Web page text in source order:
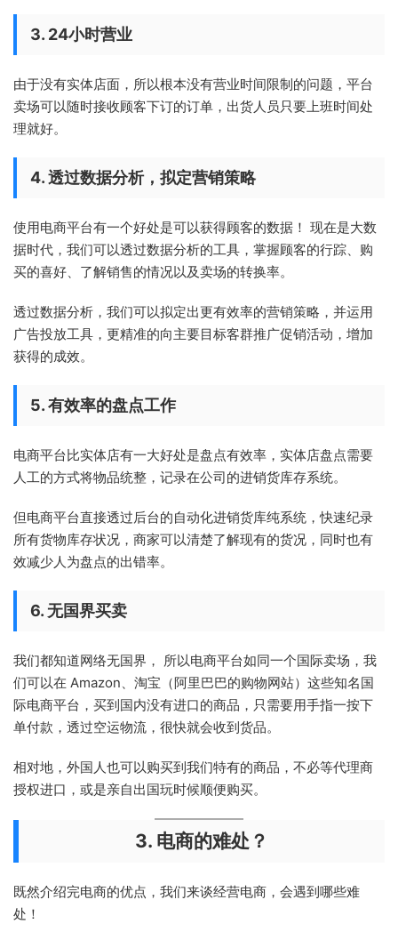
3. 24小时营业
由于没有实体店面，所以根本没有营业时间限制的问题，平台
卖场可以随时接收顾客下订的订单，出货人员只要上班时间处
理就好。
4. 透过数据分析，拟定营销策略
使用电商平台有一个好处是可以获得顾客的数据！ 现在是大数
据时代，我们可以透过数据分析的工具，掌握顾客的行踪、购
买的喜好、了解销售的情况以及卖场的转换率。
透过数据分析，我们可以拟定出更有效率的营销策略，并运用
广告投放工具，更精准的向主要目标客群推广促销活动，增加
获得的成效。
5. 有效率的盘点工作
电商平台比实体店有一大好处是盘点有效率，实体店盘点需要
人工的方式将物品统整，记录在公司的进销货库存系统。
但电商平台直接透过后台的自动化进销货库纯系统，快速纪录
所有货物库存状况，商家可以清楚了解现有的货况，同时也有
效减少人为盘点的出错率。
6. 无国界买卖
我们都知道网络无国界， 所以电商平台如同一个国际卖场，我
们可以在 Amazon、淘宝（阿里巴巴的购物网站）这些知名国
际电商平台，买到国内没有进口的商品，只需要用手指一按下
单付款，透过空运物流，很快就会收到货品。
相对地，外国人也可以购买到我们特有的商品，不必等代理商
授权进口，或是亲自出国玩时候顺便购买。
3. 电商的难处？
既然介绍完电商的优点，我们来谈经营电商，会遇到哪些难
处！